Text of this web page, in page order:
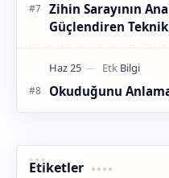
Zihin Sarayının
Güçlendiren
Okuduğunu
Etiketler